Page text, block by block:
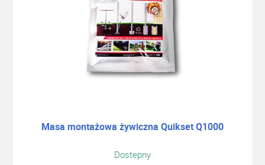
Masa montażowa żywiczna Quikset Q1000
Dostepny